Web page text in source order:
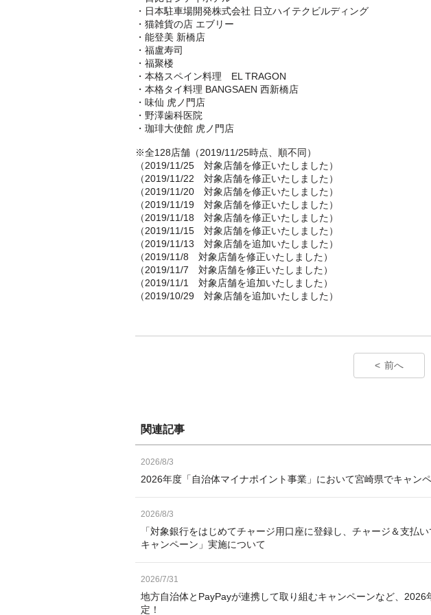
・日本駐車場開発株式会社 日立ハイテクビルディング
・猫雑貨の店 エブリー
・能登美 新橋店
・福盧寿司
・福聚楼
・本格スペイン料理 EL TRAGON
・本格タイ料理 BANGSAEN 西新橋店
・味仙 虎ノ門店
・野澤歯科医院
・珈琲大使館 虎ノ門店
※全128店舗（2019/11/25時点、順不同）
（2019/11/25 対象店舗を修正いたしました）
（2019/11/22 対象店舗を修正いたしました）
（2019/11/20 対象店舗を修正いたしました）
（2019/11/19 対象店舗を修正いたしました）
（2019/11/18 対象店舗を修正いたしました）
（2019/11/15 対象店舗を修正いたしました）
（2019/11/13 対象店舗を追加いたしました）
（2019/11/8 対象店舗を修正いたしました）
（2019/11/7 対象店舗を修正いたしました）
（2019/11/1 対象店舗を追加いたしました）
（2019/10/29 対象店舗を追加いたしました）
前へ
関連記事
2026/8/3
2026年度「自治体マイナポイント事業」において宮崎県でキャン
2026/8/3
「対象銀行をはじめてチャージ用口座に登録し、チャージ＆支払
キャンペーン」実施について
2026/7/31
地方自治体とPayPayが連携して取り組むキャンペーンなど、2026
定！